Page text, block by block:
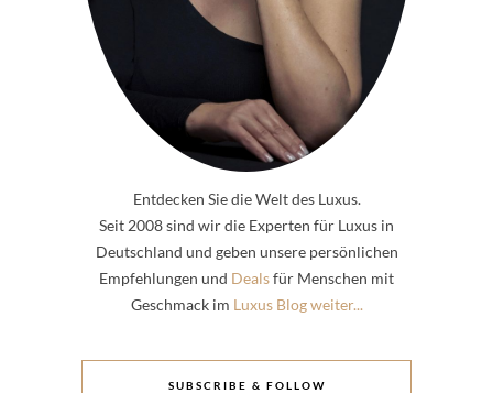
Entdecken Sie die Welt des Luxus.
Seit 2008 sind wir die Experten für Luxus in
Deutschland und geben unsere persönlichen
Empfehlungen und Dealsfür Menschen mit
Geschmack im Luxus Blog weiter...
SUBSCRIBE & FOLLOW